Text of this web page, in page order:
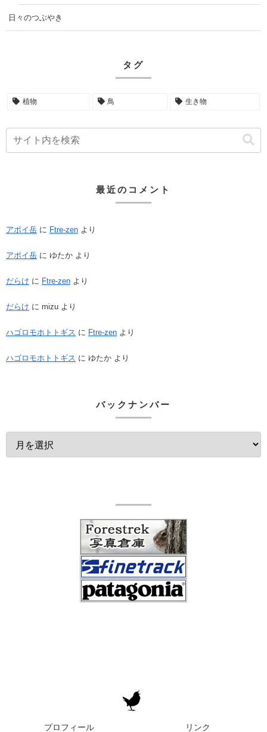
日々のつぶやき
タグ
植物 鳥 生き物
最近のコメント
アポイ岳 に Ftre-zen より
アポイ岳 に ゆたか より
だらけ に Ftre-zen より
だらけ に mizu より
ハゴロモホトトギス に Ftre-zen より
ハゴロモホトトギス に ゆたか より
バックナンバー
プロフィール リンク